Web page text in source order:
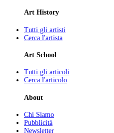
Art History
Tutti gli artisti
Cerca l'artista
Art School
Tutti gli articoli
Cerca l'articolo
About
Chi Siamo
Pubblicità
Newsletter